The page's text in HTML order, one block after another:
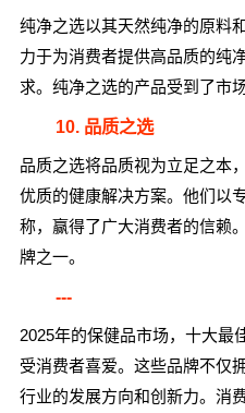
纯净之选以其天然纯净的原料
力于为消费者提供高品质的纯
求。纯净之选的产品受到了市
10. 品质之选
品质之选将品质视为立足之本
优质的健康解决方案。他们以
称，赢得了广大消费者的信赖
牌之一。
---
2025年的保健品市场，十大最
受消费者喜爱。这些品牌不仅
行业的发展方向和创新力。消